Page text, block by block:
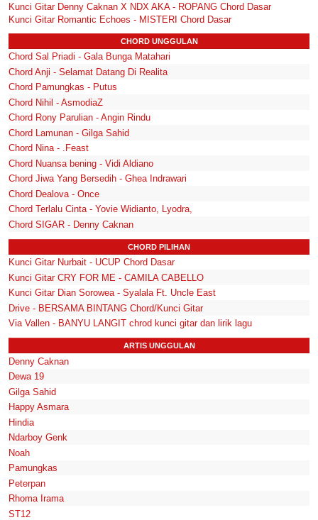
Kunci Gitar Denny Caknan X NDX AKA - ROPANG Chord Dasar
Kunci Gitar Romantic Echoes - MISTERI Chord Dasar
CHORD UNGGULAN
Chord Sal Priadi - Gala Bunga Matahari
Chord Anji - Selamat Datang Di Realita
Chord Pamungkas - Putus
Chord Nihil - AsmodiaZ
Chord Rony Parulian - Angin Rindu
Chord Lamunan - Gilga Sahid
Chord Nina - .Feast
Chord Nuansa bening - Vidi Aldiano
Chord Jiwa Yang Bersedih - Ghea Indrawari
Chord Dealova - Once
Chord Terlalu Cinta - Yovie Widianto, Lyodra,
Chord SIGAR - Denny Caknan
CHORD PILIHAN
Kunci Gitar Nurbait - UCUP Chord Dasar
Kunci Gitar CRY FOR ME - CAMILA CABELLO
Kunci Gitar Dian Sorowea - Syalala Ft. Uncle East
Drive - BERSAMA BINTANG Chord/Kunci Gitar
Via Vallen - BANYU LANGIT chrod kunci gitar dan lirik lagu
ARTIS UNGGULAN
Denny Caknan
Dewa 19
Gilga Sahid
Happy Asmara
Hindia
Ndarboy Genk
Noah
Pamungkas
Peterpan
Rhoma Irama
ST12